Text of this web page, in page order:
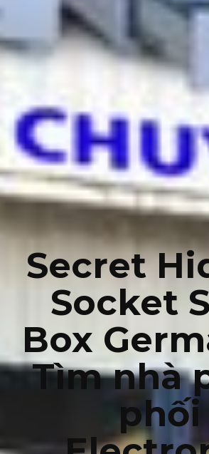
Secret
Socket
Box
Tìm nhà
phối